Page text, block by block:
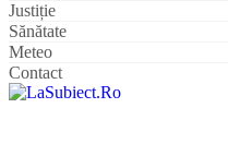
Justiție
Sănătate
Meteo
Contact